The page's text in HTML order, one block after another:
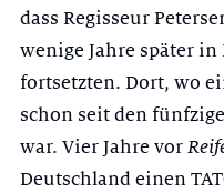
dass Regisseur
wenige Jahre später
fortsetzten. Dort, wo
schon seit den
war. Vier Jahre vor
Deutschland einen